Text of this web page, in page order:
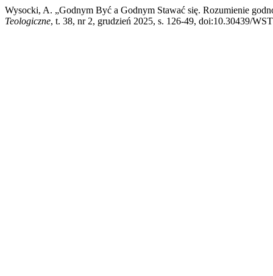
Wysocki, A. „Godnym Być a Godnym Stawać się. Rozumienie
Teologiczne, t. 38, nr 2, grudzień 2025, s. 126-49, doi:10.30439/